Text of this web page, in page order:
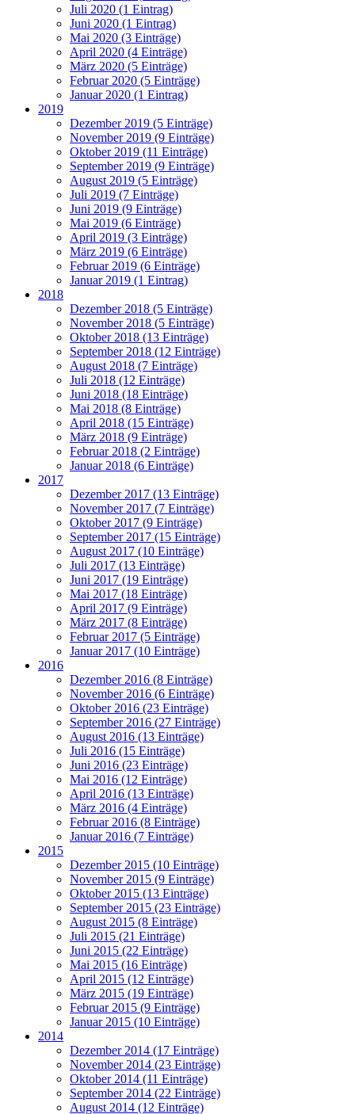
Juli 2020 (1 Eintrag)
Juni 2020 (1 Eintrag)
Mai 2020 (3 Einträge)
April 2020 (4 Einträge)
März 2020 (5 Einträge)
Februar 2020 (5 Einträge)
Januar 2020 (1 Eintrag)
2019
Dezember 2019 (5 Einträge)
November 2019 (9 Einträge)
Oktober 2019 (11 Einträge)
September 2019 (9 Einträge)
August 2019 (5 Einträge)
Juli 2019 (7 Einträge)
Juni 2019 (9 Einträge)
Mai 2019 (6 Einträge)
April 2019 (3 Einträge)
März 2019 (6 Einträge)
Februar 2019 (6 Einträge)
Januar 2019 (1 Eintrag)
2018
Dezember 2018 (5 Einträge)
November 2018 (5 Einträge)
Oktober 2018 (13 Einträge)
September 2018 (12 Einträge)
August 2018 (7 Einträge)
Juli 2018 (12 Einträge)
Juni 2018 (18 Einträge)
Mai 2018 (8 Einträge)
April 2018 (15 Einträge)
März 2018 (9 Einträge)
Februar 2018 (2 Einträge)
Januar 2018 (6 Einträge)
2017
Dezember 2017 (13 Einträge)
November 2017 (7 Einträge)
Oktober 2017 (9 Einträge)
September 2017 (15 Einträge)
August 2017 (10 Einträge)
Juli 2017 (13 Einträge)
Juni 2017 (19 Einträge)
Mai 2017 (18 Einträge)
April 2017 (9 Einträge)
März 2017 (8 Einträge)
Februar 2017 (5 Einträge)
Januar 2017 (10 Einträge)
2016
Dezember 2016 (8 Einträge)
November 2016 (6 Einträge)
Oktober 2016 (23 Einträge)
September 2016 (27 Einträge)
August 2016 (13 Einträge)
Juli 2016 (15 Einträge)
Juni 2016 (23 Einträge)
Mai 2016 (12 Einträge)
April 2016 (13 Einträge)
März 2016 (4 Einträge)
Februar 2016 (8 Einträge)
Januar 2016 (7 Einträge)
2015
Dezember 2015 (10 Einträge)
November 2015 (9 Einträge)
Oktober 2015 (13 Einträge)
September 2015 (23 Einträge)
August 2015 (8 Einträge)
Juli 2015 (21 Einträge)
Juni 2015 (22 Einträge)
Mai 2015 (16 Einträge)
April 2015 (12 Einträge)
März 2015 (19 Einträge)
Februar 2015 (9 Einträge)
Januar 2015 (10 Einträge)
2014
Dezember 2014 (17 Einträge)
November 2014 (23 Einträge)
Oktober 2014 (11 Einträge)
September 2014 (22 Einträge)
August 2014 (12 Einträge)